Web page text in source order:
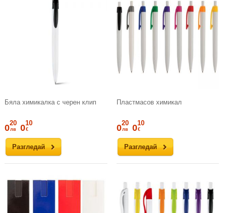
Бяла химикалка с черен клип
Разгледай
020
лв 010
€
Пластмасов химикал
Разгледай
020
лв 010
€